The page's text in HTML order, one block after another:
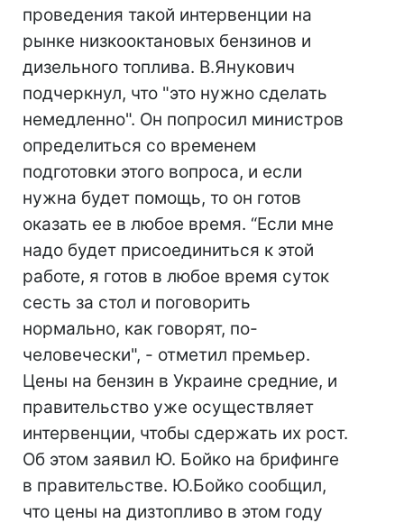
проведения такой интервенции на
рынке низкооктановых бензинов и
дизельного топлива. В.Янукович
подчеркнул, что "это нужно сделать
немедленно". Он попросил министров
определиться со временем
подготовки этого вопроса, и если
нужна будет помощь, то он готов
оказать ее в любое время. “Если мне
надо будет присоединиться к этой
работе, я готов в любое время суток
сесть за стол и поговорить
нормально, как говорят, по-
человечески", - отметил премьер.
Цены на бензин в Украине средние, и
правительство уже осуществляет
интервенции, чтобы сдержать их рост.
Об этом заявил Ю. Бойко на брифинге
в правительстве. Ю.Бойко сообщил,
что цены на дизтопливо в этом году